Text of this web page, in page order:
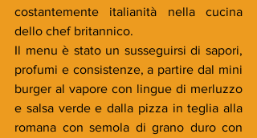
costantemente italianità nella cucina
dello chef britannico.
Il menu è stato un susseguirsi di sapori,
profumi e consistenze, a partire dal mini
burger al vapore con lingue di merluzzo
e salsa verde e dalla pizza in teglia alla
romana con semola di grano duro con